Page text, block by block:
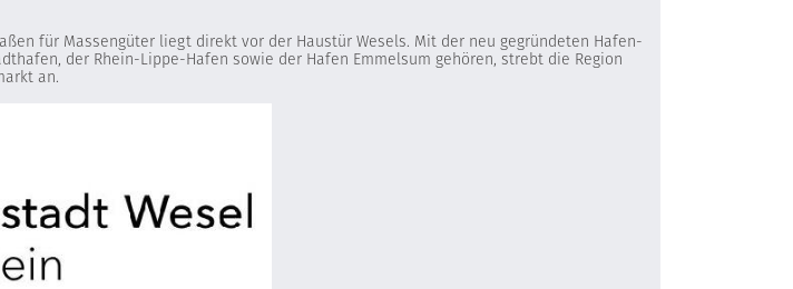
für Massengüter liegt direkt vor der Haustür Wesels. Mit der neu gegründeten Hafen-
der Rhein-Lippe-Hafen sowie der Hafen Emmelsum gehören, strebt die Region
an.